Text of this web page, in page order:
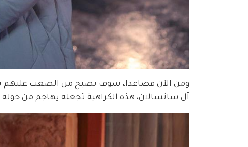
ومن الآن فصاعدا، سوف يصبح من الصعب عليهم
آل سانسالان، هذه الكراهية تجعله يهاجم من حوله.